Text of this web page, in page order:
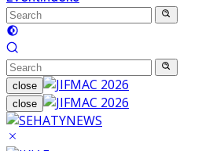
close
close